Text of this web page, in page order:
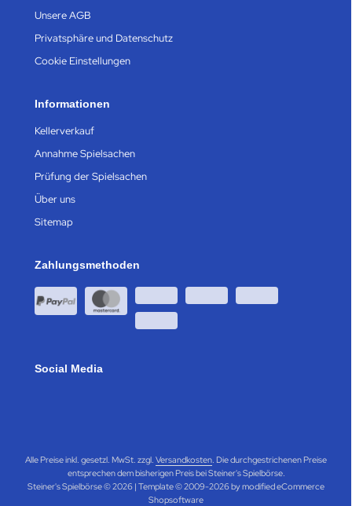
Unsere AGB
Privatsphäre und Datenschutz
Cookie Einstellungen
Informationen
Kellerverkauf
Annahme Spielsachen
Prüfung der Spielsachen
Über uns
Sitemap
Zahlungsmethoden
Social Media
Alle Preise inkl. gesetzl. MwSt. zzgl. Versandkosten. Die durchgestrichenen Preise
entsprechen dem bisherigen Preis bei Steiner's Spielbörse.
Steiner's Spielbörse © 2026 | Template © 2009-2026 by modified eCommerce
Shopsoftware